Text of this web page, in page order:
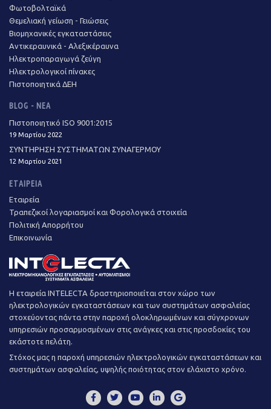
Φωτοβολταϊκά
Θεμελιακή γείωση - Γειώσεις
Βιομηχανικές εγκαταστάσεις
Αντικεραυνικά - Αλεξικέραυνα
Ηλεκτροπαραγωγά ζεύγη
Ηλεκτρολογικοί πίνακες
Πιστοποιητικά ΔΕΗ
BLOG - ΝΈΑ
Πιστοποιητικό ISO 9001:2015
19 Μαρτίου 2022
ΣΥΝΤΗΡΗΣΗ ΣΥΣΤΗΜΑΤΩΝ ΣΥΝΑΓΕΡΜΟΥ
12 Μαρτίου 2021
ΕΤΑΙΡΕΊΑ
Εταιρεία
Τραπεζικοί λογαριασμοί και Φορολογικά στοιχεία
Πολιτική Απορρήτου
Επικοινωνία
Η εταιρεία INTELECTA δραστηριοποιείται στον χώρο των
ηλεκτρολογικών εγκαταστάσεων και των συστημάτων ασφαλείας
στοχεύοντας πάντα στην παροχή ολοκληρωμένων και σύγχρονων
υπηρεσιών προσαρμοσμένων στις ανάγκες και στις προσδοκίες του
εκάστοτε πελάτη.
Στόχος μας η παροχή υπηρεσιών ηλεκτρολογικών εγκαταστάσεων και
συστημάτων ασφαλείας, υψηλής ποιότητας στον ελάχιστο χρόνο.